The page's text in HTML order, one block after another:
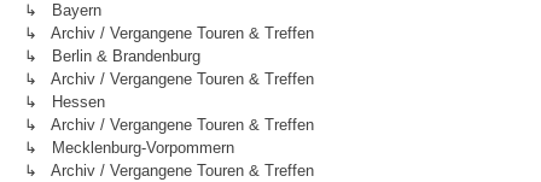
↳ Bayern
↳ Archiv / Vergangene Touren & Treffen
↳ Berlin & Brandenburg
↳ Archiv / Vergangene Touren & Treffen
↳ Hessen
↳ Archiv / Vergangene Touren & Treffen
↳ Mecklenburg-Vorpommern
↳ Archiv / Vergangene Touren & Treffen